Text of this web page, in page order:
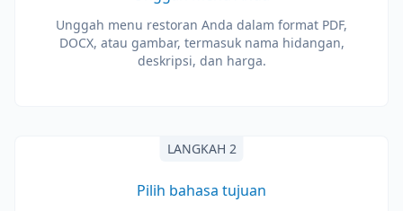
Unggah menu restoran Anda dalam format PDF,
DOCX, atau gambar, termasuk nama hidangan,
deskripsi, dan harga.
LANGKAH 2
Pilih bahasa tujuan